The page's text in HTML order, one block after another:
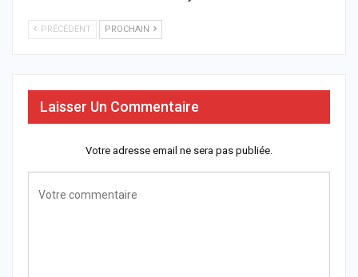
PRÉCÉDENT PROCHAIN
Laisser Un Commentaire
Votre adresse email ne sera pas publiée.